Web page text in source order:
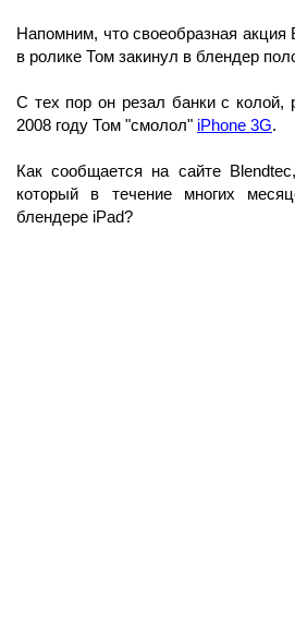
Напомним, что своеобразная акция
в ролике Том закинул в блендер
С тех пор он резал банки с колой,
2008 году Том "смолол" iPhone 3G.
Как сообщается на сайте
который в течение многих
блендере iPad?